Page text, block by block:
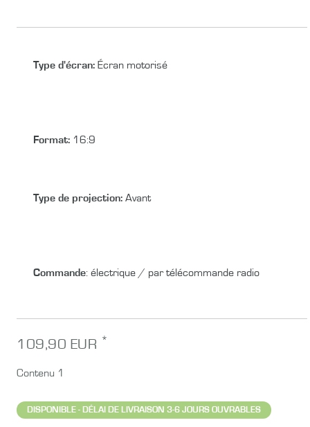
Type d'écran: Écran motorisé
Format: 16:9
Type de projection: Avant
Commande: électrique / par télécommande radio
109,90 EUR *
Contenu 1
DISPONIBLE - DÉLAI DE LIVRAISON 3-6 JOURS OUVRABLES